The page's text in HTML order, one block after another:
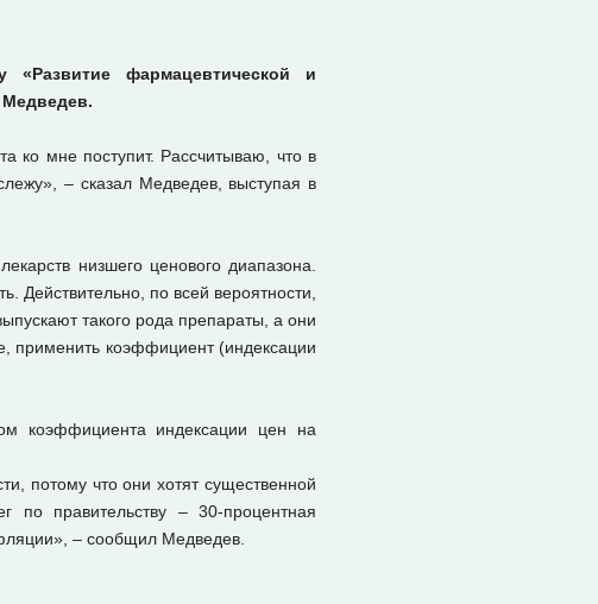
«Развитие фармацевтической и
ко мне поступит. Рассчитываю, что в
– сказал Медведев, выступая в
низшего ценового диапазона.
Действительно, по всей вероятности,
такого рода препараты, а они
применить коэффициент (индексации
коэффициента индексации цен на
потому что они хотят существенной
правительству – 30-процентная
– сообщил Медведев.